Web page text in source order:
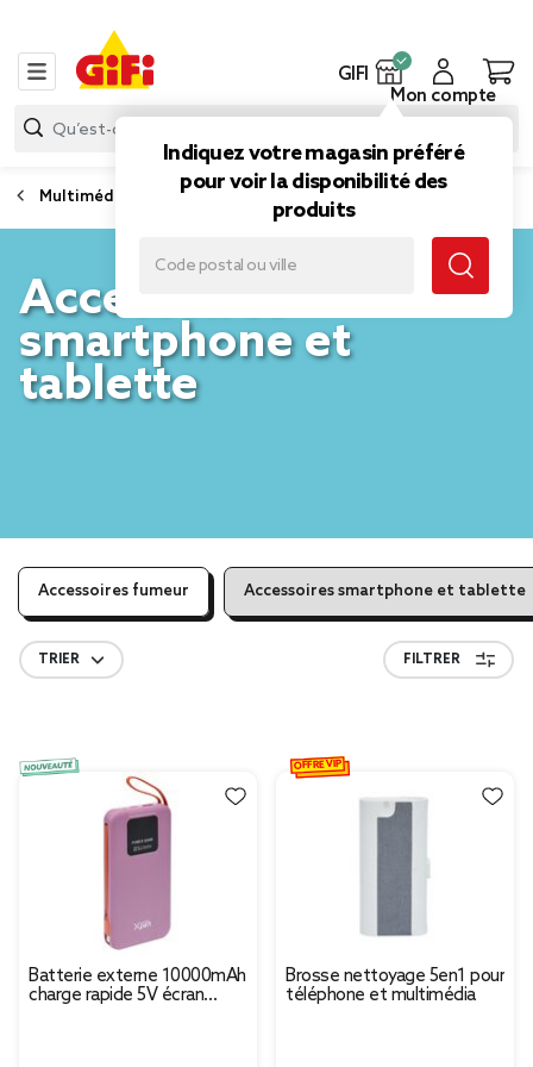
GIFI
Indiquez votre magasin préféré
pour voir la disponibilité des
produits
Mon compte
Multimédia et divertissement
Accessoires
smartphone et
tablette
Accessoires fumeur Accessoires smartphone et tablette
TRIER FILTRER
Batterie externe 10000mAh
charge rapide 5V écran
Brosse nettoyage 5en1 pour
téléphone et multimédia
OFFRE VIP